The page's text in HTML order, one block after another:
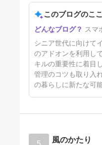
読書メーター
4日前このブログのこ
スマ
シニア世代に向けて
のアドオンを利用し
キルの重要性に着目
管理のコツも取り入
の暮らしに新たな可
風のかたり